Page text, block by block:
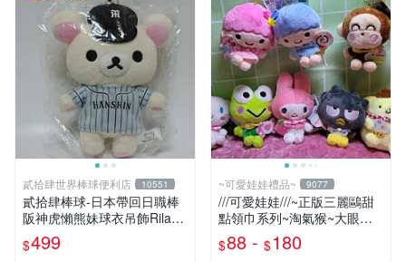
貳拾肆世界棒球便利店 10551
貳拾肆棒球-日本帶回日職棒
阪神虎懶熊妹球衣吊飾Rilakk
uma
$499
~可愛娃娃禮品~ 9077
///可愛娃娃///~正版三麗鷗甜
點領巾系列~淘氣猴~大眼蛙~
酷企鵝~布丁狗~美樂蒂~大耳
狗~雙子星絨毛娃娃--3吋
$88 - $180